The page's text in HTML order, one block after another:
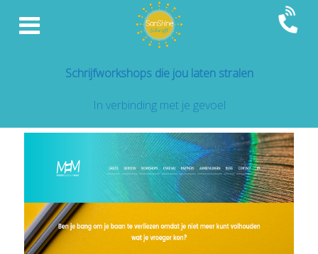
Schrijfworkshops die jou laten stralen
In verbinding met je gevoel